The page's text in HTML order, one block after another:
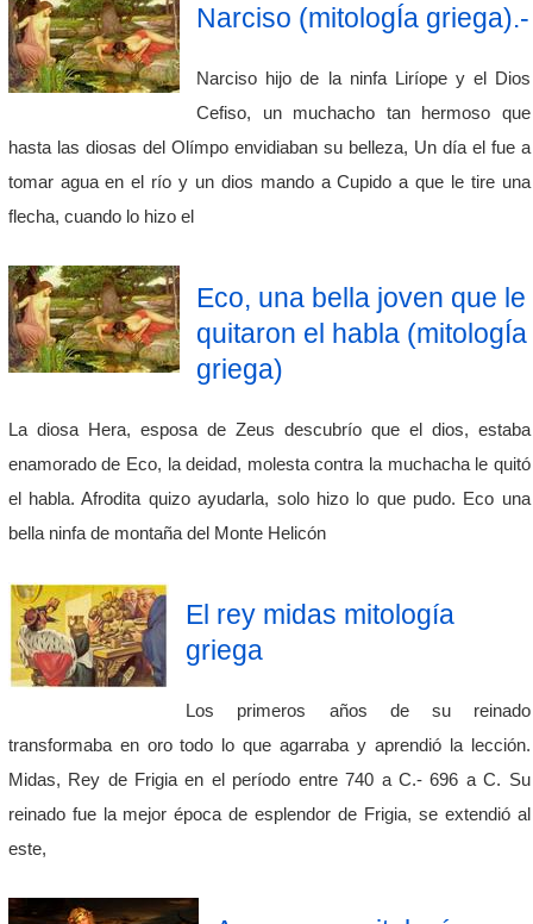
Narciso (mitologÍa griega).-
Narciso hijo de la ninfa Liríope y el Dios
Cefiso, un muchacho tan hermoso que
hasta las diosas del Olímpo envidiaban su belleza, Un día el fue a
tomar agua en el río y un dios mando a Cupido a que le tire una
flecha, cuando lo hizo el
Eco, una bella joven que le
quitaron el habla (mitologÍa
griega)
La diosa Hera, esposa de Zeus descubrío que el dios, estaba
enamorado de Eco, la deidad, molesta contra la muchacha le quitó
el habla. Afrodita quizo ayudarla, solo hizo lo que pudo. Eco una
bella ninfa de montaña del Monte Helicón
El rey midas mitología
griega
Los primeros años de su reinado
transformaba en oro todo lo que agarraba y aprendió la lección.
Midas, Rey de Frigia en el período entre 740 a C.- 696 a C. Su
reinado fue la mejor época de esplendor de Frigia, se extendió al
este,